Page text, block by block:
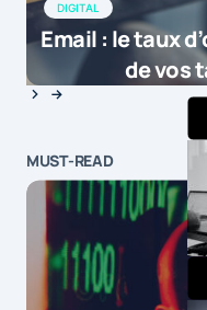
DIGITAL
Email : le taux
de vos
MUST-READ